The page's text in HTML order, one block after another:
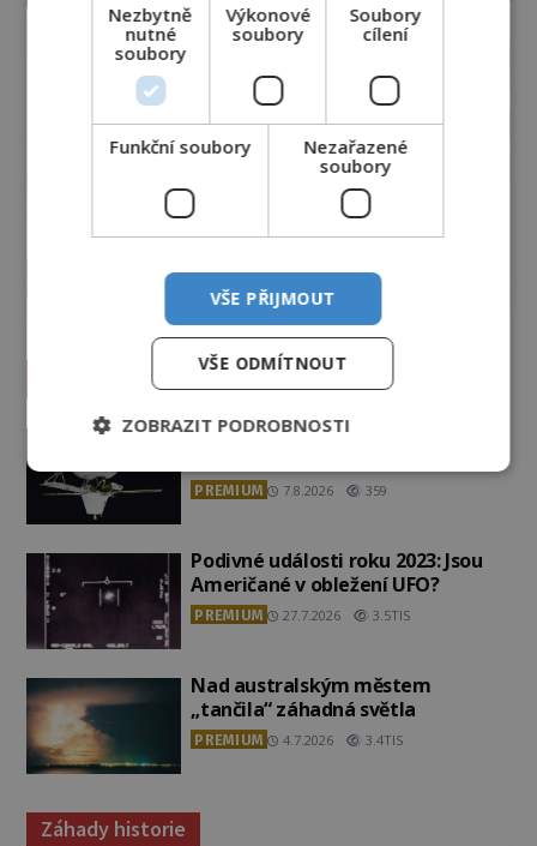
Vesmír a technologie
Co zachycují tajemné snímky
PREMIUM 7.8.2026 359
Podivné události roku 2023: Jsou
Američané v obležení UFO?
PREMIUM 27.7.2026 3.5TIS
Nad australským městem
„tančila“ záhadná světla
PREMIUM 4.7.2026 3.4TIS
Záhady historie
Nezbytně
nutné
soubory
Výkonové
soubory
Soubory
cílení
Funkční soubory
Nezařazené
soubory
VŠE PŘIJMOUT
VŠE ODMÍTNOUT
ZOBRAZIT PODROBNOSTI